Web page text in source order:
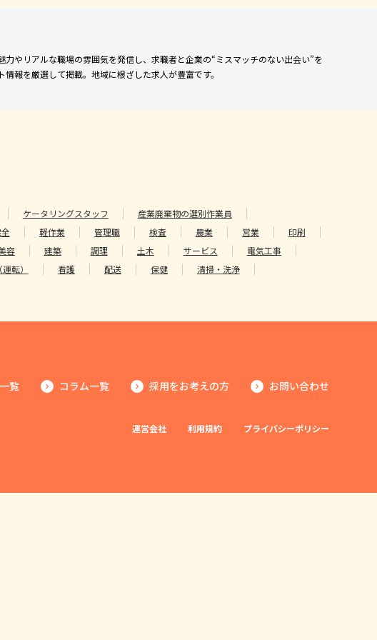
やリアルな職場の雰囲気を発信し、求職者と企業の“ミスマッチのない出会い”を
報を厳選して掲載。地域に根ざした求人が豊富です。
ケータリングスタッフ
産業廃棄物の選別作業員
軽作業 管理職 検査 農業 営業
印刷
容 建築 調理 土木 サービス
電気工事
転） 看護 配送 保健 清掃・洗浄
覧 コラム一覧 採用をお考えの方 お問い合わせ
運営会社 利用規約 プライバシーポリシー